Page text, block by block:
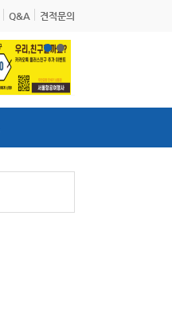
Q&A 견적문의